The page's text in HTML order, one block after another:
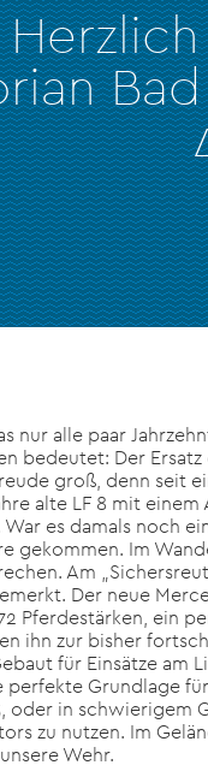
nur alle paar
bedeutet: Der
groß, denn seit
alte LF 8 mit
War es damals noch
gekommen. Im
Am
Der neue
Pferdestärken, ein
ihn zur bisher
für Einsätze am
Grundlage
oder in schwierigem
zu nutzen. Im
Wehr.